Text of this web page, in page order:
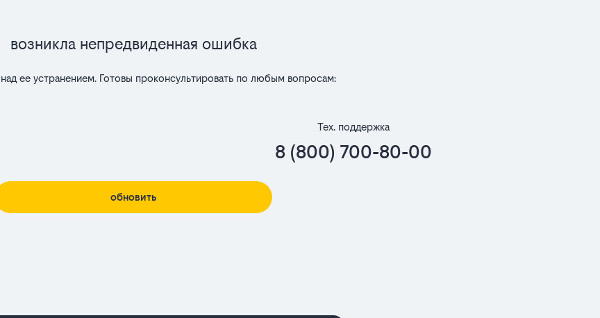
Возникла непредвиденная ошибка
ее устранением. Готовы проконсультировать по любым вопросам:
Тех. поддержка
8 (800) 700-80-00
обновить